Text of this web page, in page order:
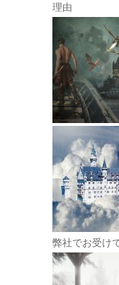
理由
弊社でお受け